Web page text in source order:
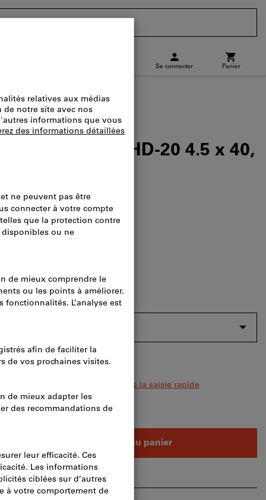
Se connecter Panier
tête fraisée HD-20 4.5 x 40,
7364
avec toutes les variantes
Vers la saisie rapide
: 200 pièces
Ajouter au panier